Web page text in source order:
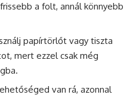
a folt, annál könnyebb
papírtörlőt vagy tiszta
mert ezzel csak még
van rá, azonnal